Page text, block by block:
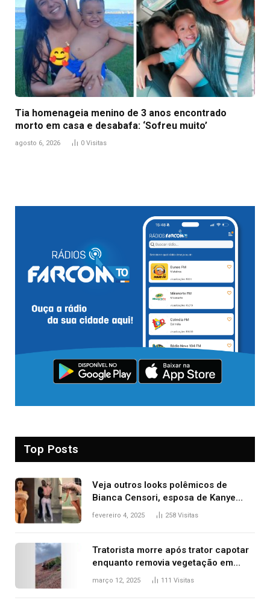
Tia homenageia menino de 3 anos encontrado
morto em casa e desabafa: ‘Sofreu muito’
agosto 6, 2026 0 Visitas
Top Posts
Veja outros looks polêmicos de
Bianca Censori, esposa de Kanye
West que apareceu nua no Grammy
fevereiro 4, 2025 258 Visitas
Tratorista morre após trator capotar
enquanto removia vegetação em
ribanceira de rodovia
março 12, 2025 111 Visitas